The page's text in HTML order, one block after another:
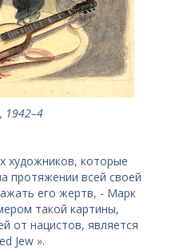
1942–4
художников, которые
протяжении всей своей
его жертв, - Марк
такой картины,
от нацистов, является
Jew ».